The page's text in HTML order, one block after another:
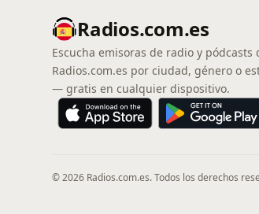
Radios.com.es
Escucha emisoras de radio y pódcasts
Radios.com.es por ciudad, género o
— gratis en cualquier dispositivo.
© 2026 Radios.com.es. Todos los derechos